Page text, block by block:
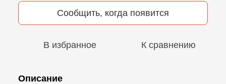
Сообщить, когда появится
В избранное К сравнению
Описание